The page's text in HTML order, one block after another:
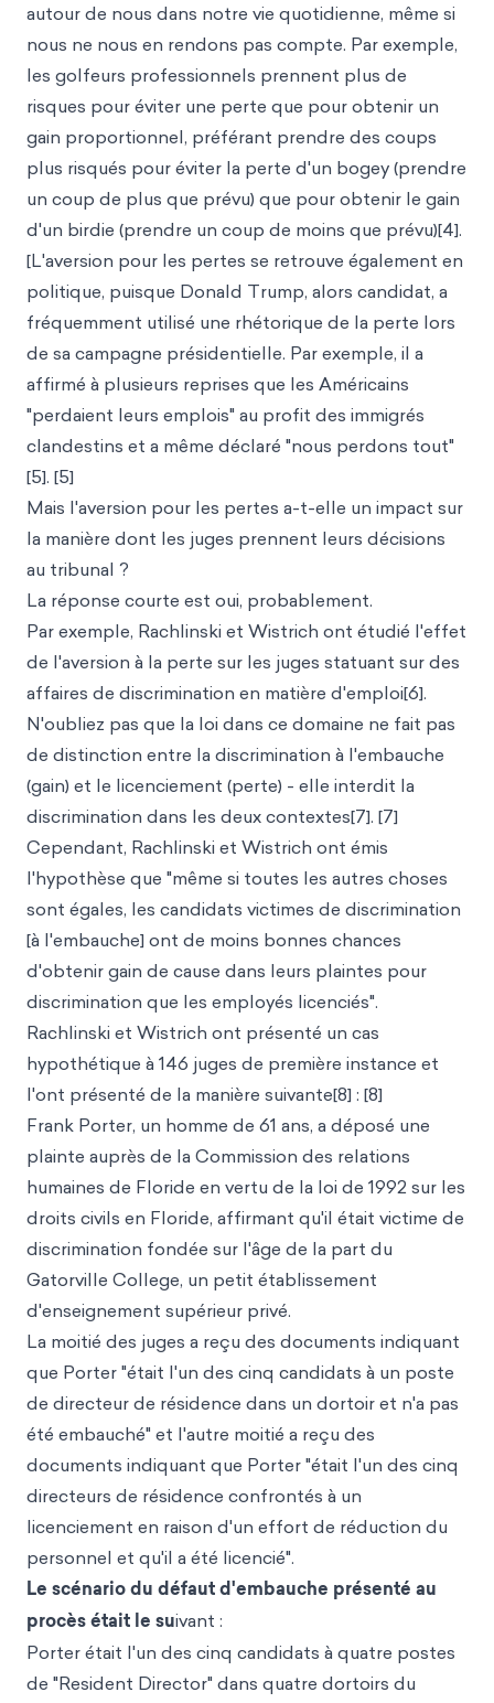
autour de nous dans notre vie quotidienne, même si
nous ne nous en rendons pas compte. Par exemple,
les golfeurs professionnels prennent plus de
risques pour éviter une perte que pour obtenir un
gain proportionnel, préférant prendre des coups
plus risqués pour éviter la perte d'un bogey (prendre
un coup de plus que prévu) que pour obtenir le gain
d'un birdie (prendre un coup de moins que prévu)[4].
[L'aversion pour les pertes se retrouve également en
politique, puisque Donald Trump, alors candidat, a
fréquemment utilisé une rhétorique de la perte lors
de sa campagne présidentielle. Par exemple, il a
affirmé à plusieurs reprises que les Américains
"perdaient leurs emplois" au profit des immigrés
clandestins et a même déclaré "nous perdons tout"
[5]. [5]
Mais l'aversion pour les pertes a-t-elle un impact sur
la manière dont les juges prennent leurs décisions
au tribunal ?
La réponse courte est oui, probablement.
Par exemple, Rachlinski et Wistrich ont étudié l'effet
de l'aversion à la perte sur les juges statuant sur des
affaires de discrimination en matière d'emploi[6].
N'oubliez pas que la loi dans ce domaine ne fait pas
de distinction entre la discrimination à l'embauche
(gain) et le licenciement (perte) - elle interdit la
discrimination dans les deux contextes[7]. [7]
Cependant, Rachlinski et Wistrich ont émis
l'hypothèse que "même si toutes les autres choses
sont égales, les candidats victimes de discrimination
[à l'embauche] ont de moins bonnes chances
d'obtenir gain de cause dans leurs plaintes pour
discrimination que les employés licenciés".
Rachlinski et Wistrich ont présenté un cas
hypothétique à 146 juges de première instance et
l'ont présenté de la manière suivante[8] : [8]
Frank Porter, un homme de 61 ans, a déposé une
plainte auprès de la Commission des relations
humaines de Floride en vertu de la loi de 1992 sur les
droits civils en Floride, affirmant qu'il était victime de
discrimination fondée sur l'âge de la part du
Gatorville College, un petit établissement
d'enseignement supérieur privé.
La moitié des juges a reçu des documents indiquant
que Porter "était l'un des cinq candidats à un poste
de directeur de résidence dans un dortoir et n'a pas
été embauché" et l'autre moitié a reçu des
documents indiquant que Porter "était l'un des cinq
directeurs de résidence confrontés à un
licenciement en raison d'un effort de réduction du
personnel et qu'il a été licencié".
Le scénario du défaut d'embauche présenté au
procès était le suivant :
Porter était l'un des cinq candidats à quatre postes
de "Resident Director" dans quatre dortoirs du